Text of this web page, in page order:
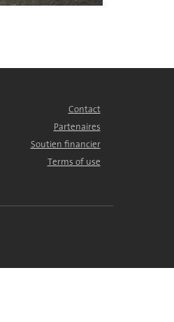
Contact
Partenaires
Soutien financier
Terms of use